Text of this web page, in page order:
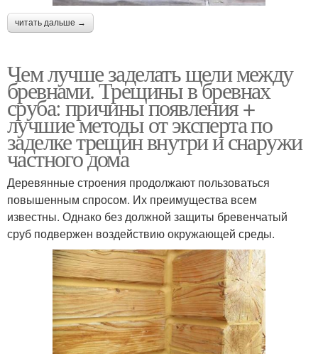
читать дальше →
Чем лучше заделать щели между
бревнами. Трещины в бревнах
сруба: причины появления +
лучшие методы от эксперта по
заделке трещин внутри и снаружи
частного дома
Деревянные строения продолжают пользоваться
повышенным спросом. Их преимущества всем
известны. Однако без должной защиты бревенчатый
сруб подвержен воздействию окружающей среды.